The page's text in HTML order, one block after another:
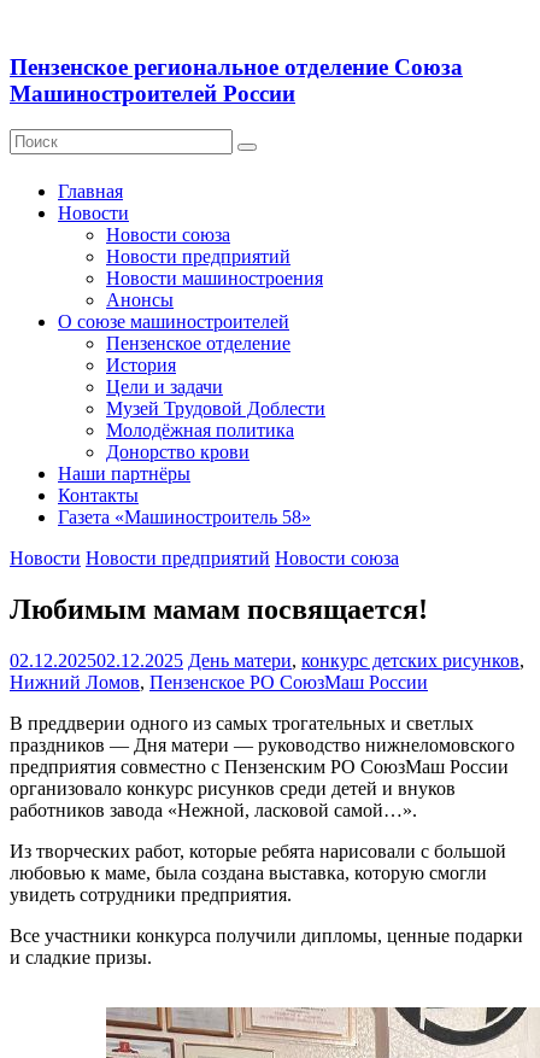
Пензенское региональное отделение Союза
Машиностроителей России
Главная
Новости
Новости союза
Новости предприятий
Новости машиностроения
Анонсы
О союзе машиностроителей
Пензенское отделение
История
Цели и задачи
Музей Трудовой Доблести
Молодёжная политика
Донорство крови
Наши партнёры
Контакты
Газета «Машиностроитель 58»
Новости Новости предприятий Новости союза
Любимым мамам посвящается!
02.12.202502.12.2025 День матери, конкурс детских рисунков,
Нижний Ломов, Пензенское РО СоюзМаш России
В преддверии одного из самых трогательных и светлых
праздников — Дня матери — руководство нижнеломовского
предприятия совместно с Пензенским РО СоюзМаш России
организовало конкурс рисунков среди детей и внуков
работников завода «Нежной, ласковой самой…».
Из творческих работ, которые ребята нарисовали с большой
любовью к маме, была создана выставка, которую смогли
увидеть сотрудники предприятия.
Все участники конкурса получили дипломы, ценные подарки
и сладкие призы.